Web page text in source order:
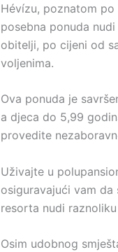
Hévízu, poznatom
posebna ponuda
obitelji, po cijeni od
voljenima.
Ova ponuda je
a djeca do 5,99
provedite
Uživajte u
osiguravajući vam
resorta nudi
Osim udobnog